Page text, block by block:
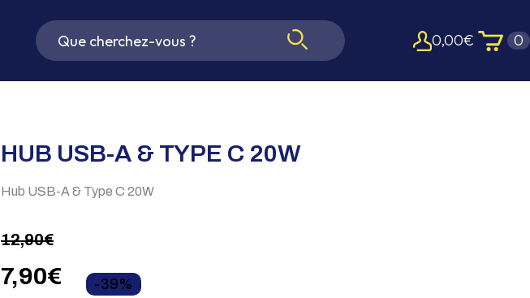
0,00€ 0
HUB USB-A & TYPE C 20W
Hub USB-A & Type C 20W
12,90€
Le
7,90€ Le -39%